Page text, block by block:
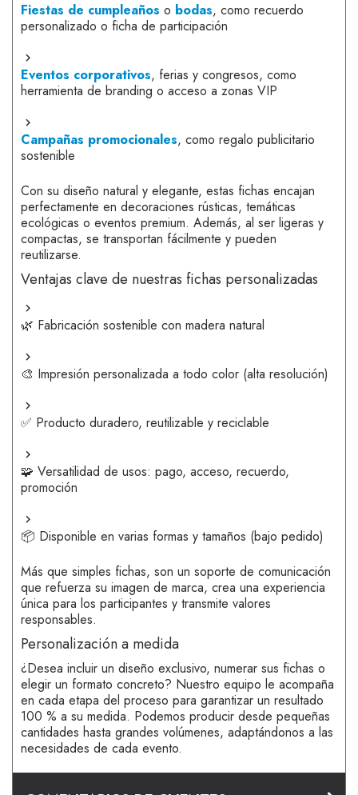
Fiestas de cumpleaños o bodas, como recuerdo
personalizado o ficha de participación
Eventos corporativos, ferias y congresos, como
herramienta de branding o acceso a zonas VIP
Campañas promocionales, como regalo publicitario
sostenible
Con su diseño natural y elegante, estas fichas encajan
perfectamente en decoraciones rústicas, temáticas
ecológicas o eventos premium. Además, al ser ligeras y
compactas, se transportan fácilmente y pueden
reutilizarse.
Ventajas clave de nuestras fichas personalizadas
🌿 Fabricación sostenible con madera natural
🎨 Impresión personalizada a todo color (alta resolución)
✅ Producto duradero, reutilizable y reciclable
🧩 Versatilidad de usos: pago, acceso, recuerdo,
promoción
📦 Disponible en varias formas y tamaños (bajo pedido)
Más que simples fichas, son un soporte de comunicación
que refuerza su imagen de marca, crea una experiencia
única para los participantes y transmite valores
responsables.
Personalización a medida
¿Desea incluir un diseño exclusivo, numerar sus fichas o
elegir un formato concreto? Nuestro equipo le acompaña
en cada etapa del proceso para garantizar un resultado
100 % a su medida. Podemos producir desde pequeñas
cantidades hasta grandes volúmenes, adaptándonos a las
necesidades de cada evento.